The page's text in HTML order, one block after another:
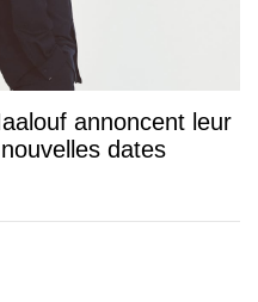
annoncent leur
dates